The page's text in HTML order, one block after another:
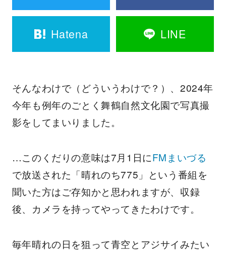
Hatena LINE
そんなわけで（どういうわけで？）、2024年
今年も例年のごとく舞鶴自然文化園で写真撮
影をしてまいりました。
…このくだりの意味は7月1日にFMまいづる
で放送された「晴れのち775」という番組を
聞いた方はご存知かと思われますが、収録
後、カメラを持ってやってきたわけです。
毎年晴れの日を狙って青空とアジサイみたい